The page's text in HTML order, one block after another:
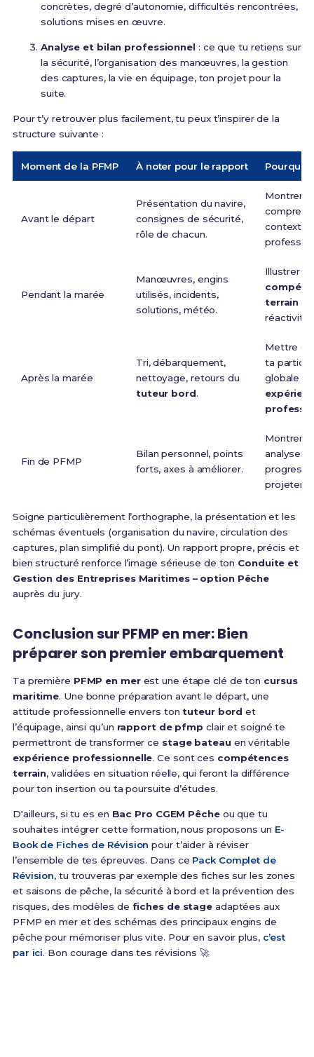
concrètes, degré d’autonomie, difficultés rencontrées,
solutions mises en œuvre.
Analyse et bilan professionnel: ce que tu retiens sur
la sécurité, l’organisation des manœuvres, la gestion
des captures, la vie en équipage, ton projet pour la
suite.
Pour t’y retrouver plus facilement, tu peux t’inspirer de la
structure suivante :
Moment de la PFMP À noter pour le rapport Pourquoi
Avant le départ
Présentation du navire,
consignes de sécurité,
rôle de chacun.
Montrer
contexte
Pendant la marée
Manœuvres, engins
utilisés, incidents,
solutions, météo.
Illustrer
terrain
réactivité.
Après la marée
Tri, débarquement,
nettoyage, retours du
tuteur bord.
Mettre
ta
globale à
Fin de PFMP
Bilan personnel, points
forts, axes à améliorer.
Montrer
analyser
projeter.
Soigne particulièrement l’orthographe, la présentation et les
schémas éventuels (organisation du navire, circulation des
captures, plan simplifié du pont). Un rapport propre, précis et
bien structuré renforce l’image sérieuse de ton Conduite et
Gestion des Entreprises Maritimes – option Pêche
auprès du jury.
Conclusion sur PFMP en mer: Bien
préparer son premier embarquement
Ta première PFMP en merest une étape clé de ton cursus
maritime. Une bonne préparation avant le départ, une
attitude professionnelle envers tontuteur bord et
l’équipage, ainsi qu’un rapport de pfmp clair et soigné te
permettront de transformer ce stage bateauen véritable
expérience professionnelle. Ce sont ces compétences
terrain, validées en situation réelle, qui feront la différence
pour ton insertion ou ta poursuite d’études.
D'ailleurs, si tu es en Bac Pro CGEM Pêcheou que tu
souhaites intégrer cette formation, nous proposons un E-
Book de Fiches de Révision pour t’aider à réviser
l’ensemble de tes épreuves. Dans ce Pack Complet de
Révision, tu trouveras par exemple des fiches sur les zones
et saisons de pêche, la sécurité à bord et la prévention des
risques, des modèles de fiches de stage adaptées aux
PFMP en mer et des schémas des principaux engins de
pêche pour mémoriser plus vite. Pour en savoir plus, c’est
par ici. Bon courage dans tes révisions 🚀